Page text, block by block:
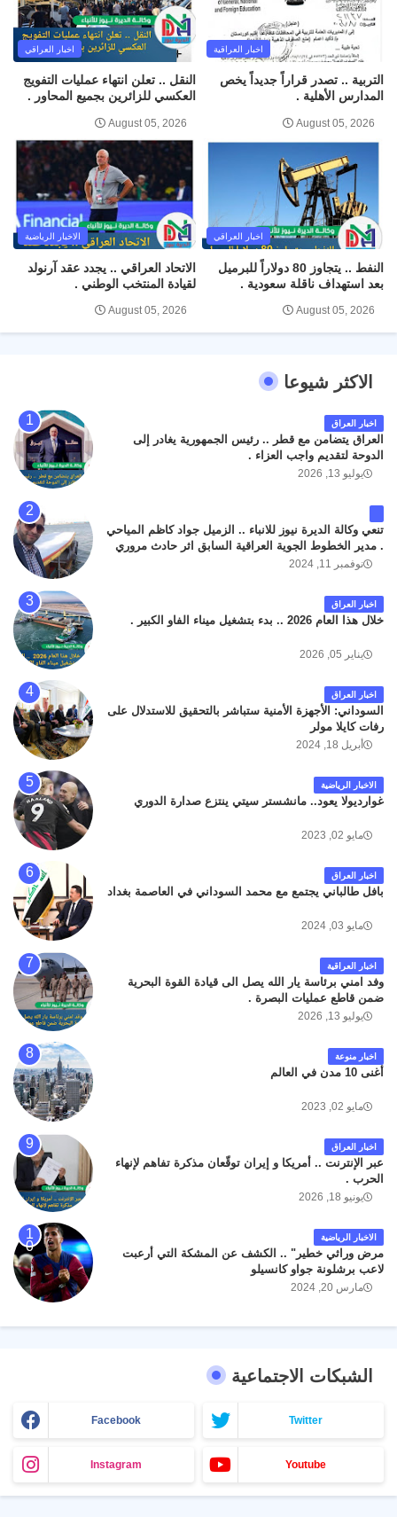
اخبار العراقية
التربية .. تصدر قراراً جديداً يخص
المدارس الأهلية .
August 05, 2026
اخبار العراقي
النقل .. تعلن انتهاء عمليات التفويج
العكسي للزائرين بجميع المحاور .
August 05, 2026
اخبار العراقي
النفط .. يتجاوز 80 دولاراً للبرميل
بعد استهداف ناقلة سعودية .
August 05, 2026
الاخبار الرياضية
الاتحاد العراقي .. يجدد عقد آرنولد
لقيادة المنتخب الوطني .
August 05, 2026
الاكثر شيوعا
اخبار العراق
العراق يتضامن مع قطر .. رئيس الجمهورية يغادر إلى
الدوحة لتقديم واجب العزاء .
يوليو 13, 2026
تنعي وكالة الديرة نيوز للانباء .. الزميل جواد كاظم المياحي
. مدير الخطوط الجوية العراقية السابق اثر حادث مروري
داخل مطار البصرة الدولي اليوم الاثنين على الطريق
كان سبب الحادث يعود لتصادم عجلته مع عجلة نوع كيا بنكو
تابعة لشركة الهلال الماسكة لإعمار مطار البصرة الدولي .
سائلين الله عز وجل ان يتغمد الفقيد بواسع رحمته ، و انا
نوفمبر 11, 2024
اخبار العراق
خلال هذا العام 2026 .. بدء بتشغيل ميناء الفاو الكبير .
يناير 05, 2026
اخبار العراق
السوداني: الأجهزة الأمنية ستباشر بالتحقيق للاستدلال على
رفات كايلا مولر
أبريل 18, 2024
الاخبار الرياضية
غوارديولا يعود.. مانشستر سيتي ينتزع صدارة الدوري
مايو 02, 2023
اخبار العراق
بافل طالباني يجتمع مع محمد السوداني في العاصمة بغداد
مايو 03, 2024
اخبار العراقية
وفد امني برئاسة يار الله يصل الى قيادة القوة البحرية
ضمن قاطع عمليات البصرة .
يوليو 13, 2026
اخبار منوعة
أغنى 10 مدن في العالم
مايو 02, 2023
اخبار العراق
عبر الإنترنت .. أمريكا و إيران توقّعان مذكرة تفاهم لإنهاء
الحرب .
يونيو 18, 2026
الاخبار الرياضية
مرض وراثي خطير" .. الكشف عن المشكة التي أرعبت
لاعب برشلونة جواو كانسيلو
مارس 20, 2024
الشبكات الاجتماعية
Facebook Twitter
Instagram Youtube